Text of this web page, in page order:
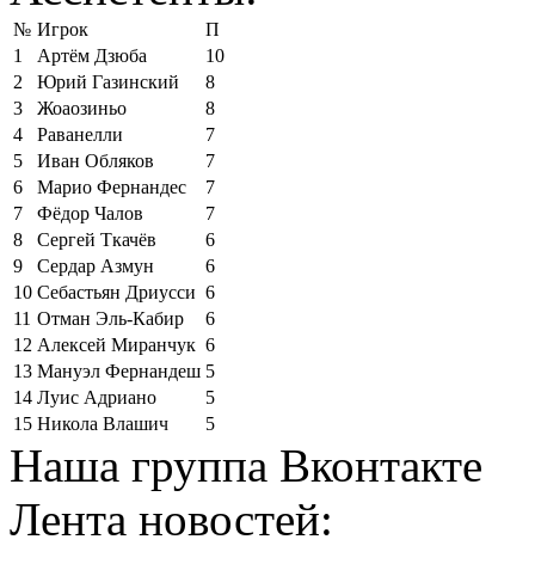
№ Игрок
П
1
Артём Дзюба
10
2
Юрий Газинский
8
3
Жоаозиньо
8
4
Раванелли
7
5
Иван Обляков
7
6
Марио Фернандес
7
7
Фёдор Чалов
7
8
Сергей Ткачёв
6
9
Сердар Азмун
6
10 Себастьян Дриусси 6
11 Отман Эль-Кабир
6
12 Алексей Миранчук 6
13 Мануэл Фернандеш 5
14 Луис Адриано
5
15 Никола Влашич 5
Наша группа Вконтакте
Лента новостей: